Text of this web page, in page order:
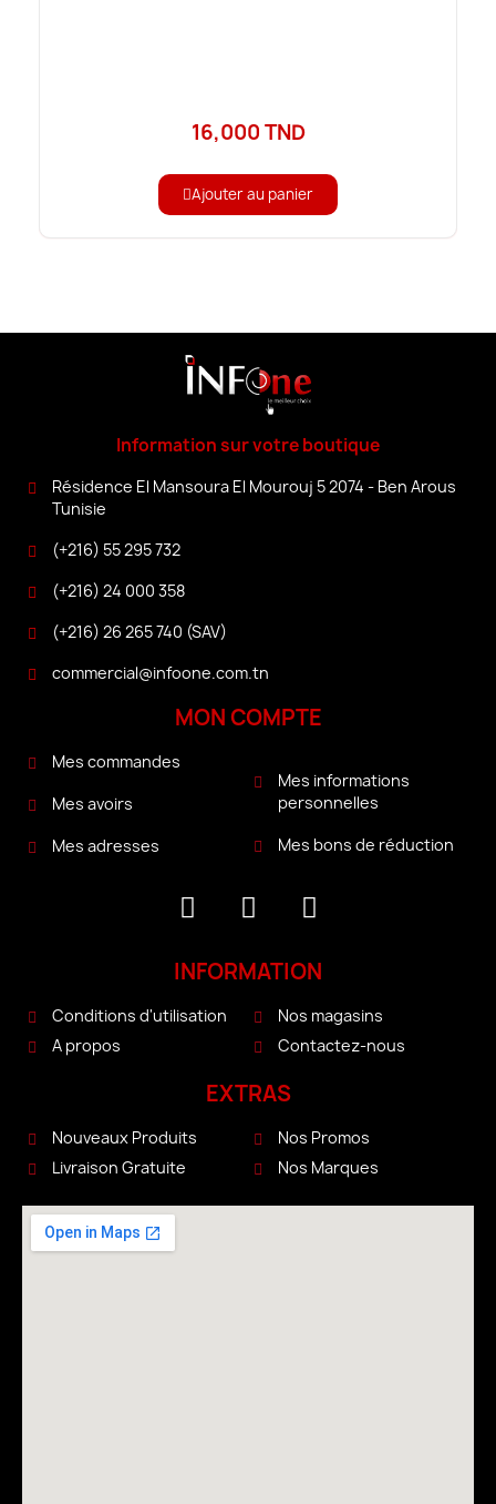
16,000 TND
Ajouter au panier
Information sur votre boutique
Résidence El Mansoura El Mourouj 5 2074 - Ben Arous
Tunisie
(+216) 55 295 732
(+216) 24 000 358
(+216) 26 265 740 (SAV)
commercial@infoone.com.tn
MON COMPTE
Mes commandes
Mes avoirs
Mes adresses
Mes informations
personnelles
Mes bons de réduction
INFORMATION
Conditions d'utilisation
A propos
Nos magasins
Contactez-nous
EXTRAS
Nouveaux Produits
Livraison Gratuite
Nos Promos
Nos Marques